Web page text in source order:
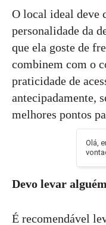
O local ideal deve
personalidade da
que ela goste de
combinem com o
praticidade de
antecipadamente,
melhores pontos
Devo levar
É recomendável
Olá,